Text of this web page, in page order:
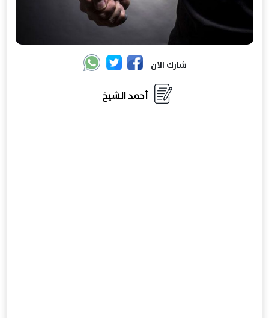
شارك الان
أحمد الشيخ